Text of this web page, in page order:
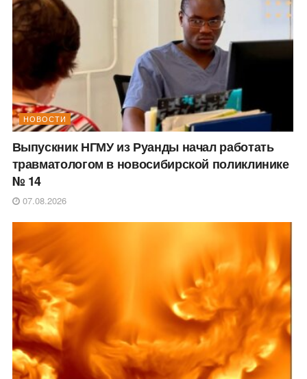
НОВОСТИ
Выпускник НГМУ из Руанды начал работать
травматологом в новосибирской поликлинике
№ 14
07.08.2026